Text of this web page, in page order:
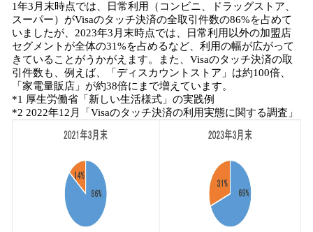
1年3月末時点では、日常利用（コンビニ、ドラッグストア、
スーパー）がVisaのタッチ決済の全取引件数の86%を占めて
いましたが、2023年3月末時点では、日常利用以外の加盟店
セグメントが全体の31%を占めるなど、利用の幅が広がって
きていることがうかがえます。また、Visaのタッチ決済の取
引件数も、例えば、「ディスカウントストア」は約100倍、
「家電量販店」が約38倍にまで増えています。
*1 厚生労働省「新しい生活様式」の実践例
*2 2022年12月「Visaのタッチ決済の利用実態に関する調査」